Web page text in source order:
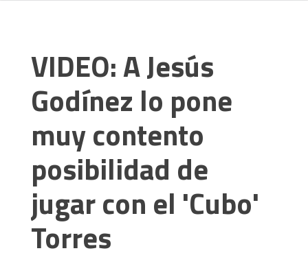
VIDEO: A Jesús
Godínez lo pone
muy contento
posibilidad de
jugar con el 'Cubo'
Torres